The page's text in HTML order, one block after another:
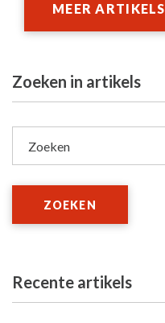
MEER ARTIKELS
Zoeken in artikels
Zoeken
ZOEKEN
Recente artikels